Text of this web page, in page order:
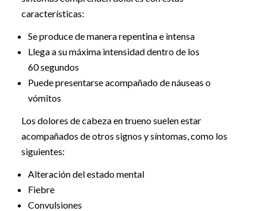
características:
Se produce de manera repentina e intensa
Llega a su máxima intensidad dentro de los
60 segundos
Puede presentarse acompañado de náuseas o
vómitos
Los dolores de cabeza en trueno suelen estar
acompañados de otros signos y síntomas, como los
siguientes:
Alteración del estado mental
Fiebre
Convulsiones